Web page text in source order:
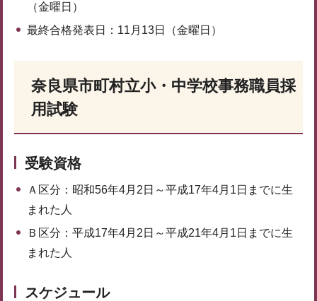
（金曜日）
最終合格発表日：11月13日（金曜日）
奈良県市町村立小・中学校事務職員採
用試験
受験資格
Ａ区分：昭和56年4月2日～平成17年4月1日までに生
まれた人
Ｂ区分：平成17年4月2日～平成21年4月1日までに生
まれた人
スケジュール